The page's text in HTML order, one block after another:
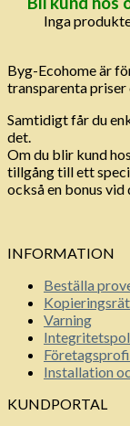
Inga
Byg-Ecohome är
transparenta
Samtidigt får du
det.
Om du blir kund
tillgång till ett
också en bonus
INFORMATION
Beställa
Varning
Installation
KUNDPORTAL